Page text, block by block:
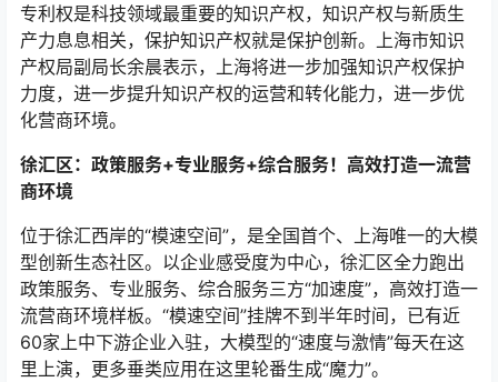
专利权是科技领域最重要的知识产权，知识产权与新质生
产力息息相关，保护知识产权就是保护创新。上海市知识
产权局副局长余晨表示，上海将进一步加强知识产权保护
力度，进一步提升知识产权的运营和转化能力，进一步优
化营商环境。
徐汇区：政策服务+专业服务+综合服务！高效打造一流营
商环境
位于徐汇西岸的“模速空间”，是全国首个、上海唯一的大模
型创新生态社区。以企业感受度为中心，徐汇区全力跑出
政策服务、专业服务、综合服务三方“加速度”，高效打造一
流营商环境样板。“模速空间”挂牌不到半年时间，已有近
60家上中下游企业入驻，大模型的“速度与激情”每天在这
里上演，更多垂类应用在这里轮番生成“魔力”。